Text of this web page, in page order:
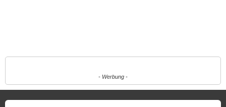
- Werbung -